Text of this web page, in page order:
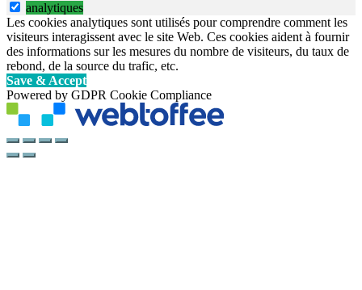
analytiques
Les cookies analytiques sont utilisés pour comprendre comment les
visiteurs interagissent avec le site Web. Ces cookies aident à fournir
des informations sur les mesures du nombre de visiteurs, du taux de
rebond, de la source du trafic, etc.
Save & Accept
Powered by GDPR Cookie Compliance